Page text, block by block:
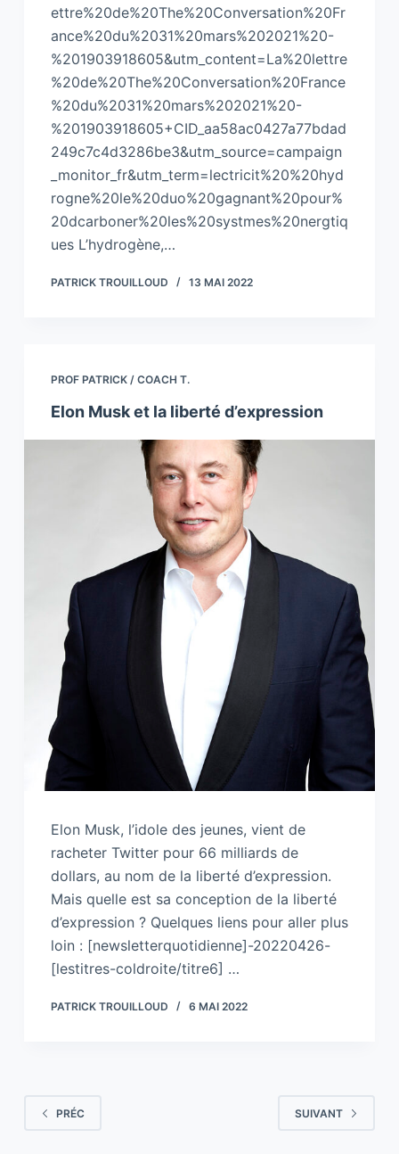
ettre%20de%20The%20Conversation%20Fr
ance%20du%2031%20mars%202021%20-
%201903918605&utm_content=La%20lettre
%20de%20The%20Conversation%20France
%20du%2031%20mars%202021%20-
%201903918605+CID_aa58ac0427a77bdad
249c7c4d3286be3&utm_source=campaign
_monitor_fr&utm_term=lectricit%20%20hyd
rogne%20le%20duo%20gagnant%20pour%
20dcarboner%20les%20systmes%20nergtiq
ues L’hydrogène,…
PATRICK TROUILLOUD 13 MAI 2022
PROF PATRICK / COACH T.
Elon Musk et la liberté d’expression
Elon Musk, l’idole des jeunes, vient de
racheter Twitter pour 66 milliards de
dollars, au nom de la liberté d’expression.
Mais quelle est sa conception de la liberté
d’expression ? Quelques liens pour aller plus
loin : [newsletterquotidienne]-20220426-
[lestitres-coldroite/titre6] …
PATRICK TROUILLOUD 6 MAI 2022
PRÉC SUIVANT